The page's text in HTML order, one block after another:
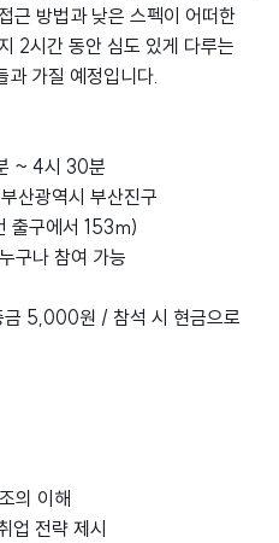
근 방법과 낮은 스펙이 어떠한
2시간 동안 심도 있게 다루는
과 가질 예정입니다.
~ 4시 30분
산광역시 부산진구
출구에서 153m)
구나 참여 가능
금 5,000원 / 참석 시 현금으로
의 이해
업 전략 제시